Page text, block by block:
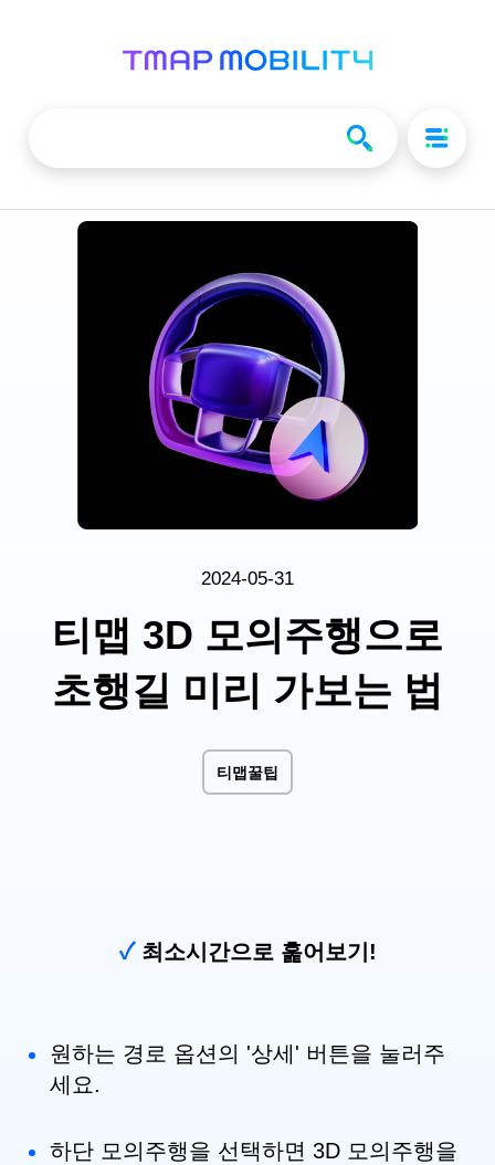
2024-05-31
티맵 3D 모의주행으로
초행길 미리 가보는 법
티맵꿀팁
✓최소시간으로 훑어보기!
원하는 경로 옵션의 '상세' 버튼을 눌러주
세요.
하단 모의주행을 선택하면 3D 모의주행을